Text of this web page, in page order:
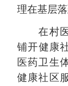
理在基层
在村医
铺开健康
医药卫生
健康社区